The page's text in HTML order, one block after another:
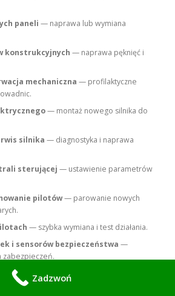
paneli — naprawa lub wymiana
konstrukcyjnych — naprawa pęknięć i
mechaniczna — profilaktyczne
— montaż nowego silnika do
silnika — diagnostyka i naprawa
sterującej — ustawienie parametrów
pilotów— parowanie nowych
— szybka wymiana i test działania.
i sensorów bezpieczeństwa —
zabezpieczeń.
i czujników bezpieczeństwa
przytrzaśnięciu.
Zadzwoń